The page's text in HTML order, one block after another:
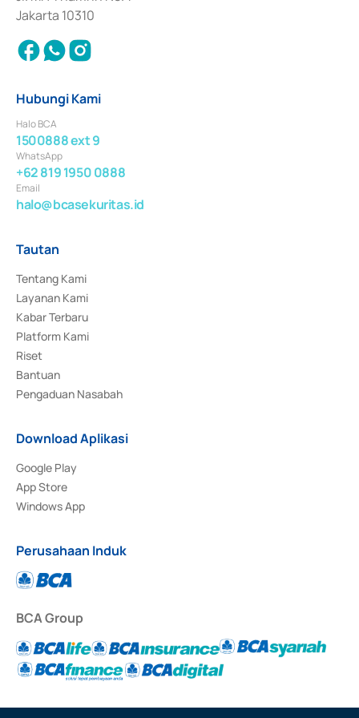
Jakarta 10310
Hubungi Kami
Halo BCA
1500888 ext 9
WhatsApp
+62 819 1950 0888
Email
halo@bcasekuritas.id
Tautan
Tentang Kami
Layanan Kami
Kabar Terbaru
Platform Kami
Riset
Bantuan
Pengaduan Nasabah
Download Aplikasi
Google Play
App Store
Windows App
Perusahaan Induk
BCA Group